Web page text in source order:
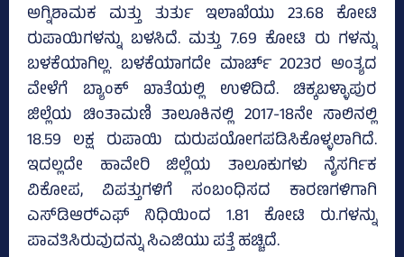
ಅಗ್ನಿಶಾಮಕ ಮತ್ತು ತುರ್ತು ಇಲಾಖೆಯು 23.68 ಕೋಟಿ
ರುಪಾಯಿಗಳನ್ನು ಬಳಸಿದೆ. ಮತ್ತು 7.69 ಕೋಟಿ ರು ಗಳನ್ನು
ಬಳಕೆಯಾಗಿಲ್ಲ. ಬಳಕೆಯಾಗದೇ ಮಾರ್ಚ್‌ 2023ರ ಅಂತ್ಯದ
ವೇಳೆಗೆ ಬ್ಯಾಂಕ್‌ ಖಾತೆಯಲ್ಲಿ ಉಳಿದಿದೆ. ಚಿಕ್ಕಬಳ್ಳಾಪುರ
ಜಿಲ್ಲೆಯ ಚಿಂತಾಮಣಿ ತಾಲೂಕಿನಲ್ಲಿ 2017-18ನೇ ಸಾಲಿನಲ್ಲಿ
18.59 ಲಕ್ಷ ರುಪಾಯಿ ದುರುಪಯೋಗಪಡಿಸಿಕೊಳ್ಳಲಾಗಿದೆ.
ಇದಲ್ಲದೇ ಹಾವೇರಿ ಜಿಲ್ಲೆಯ ತಾಲೂಕುಗಳು ನೈಸರ್ಗಿಕ
ವಿಕೋಪ, ವಿಪತ್ತುಗಳಿಗೆ ಸಂಬಂಧಿಸದ ಕಾರಣಗಳಿಗಾಗಿ
ಎಸ್‌ಡಿಆರ್‍‌ಎಫ್‌ ನಿಧಿಯಿಂದ 1.81 ಕೋಟಿ ರು.ಗಳನ್ನು
ಪಾವತಿಸಿರುವುದನ್ನು ಸಿಎಜಿಯು ಪತ್ತೆ ಹಚ್ಚಿದೆ.